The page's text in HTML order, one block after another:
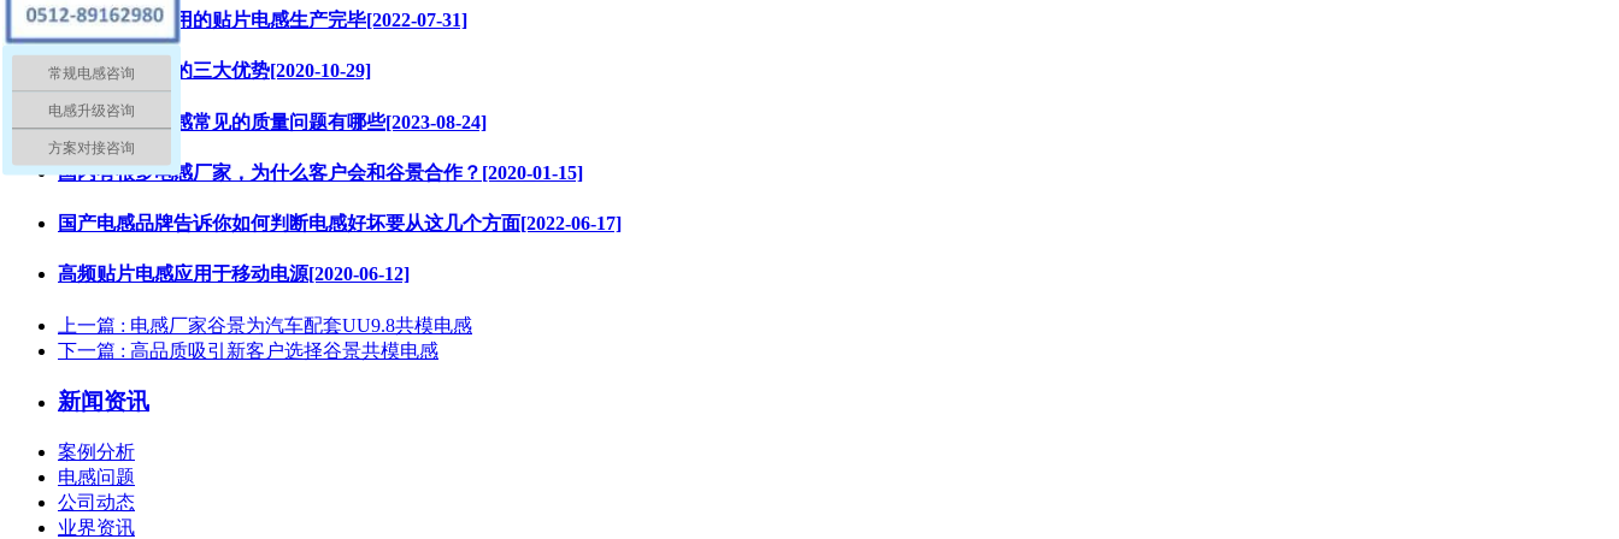
复旦大学科研用的贴片电感生产完毕[2022-07-31]
谷景电感生产的三大优势[2020-10-29]
大功率一体电感常见的质量问题有哪些[2023-08-24]
国内有很多电感厂家，为什么客户会和谷景合作？[2020-01-15]
国产电感品牌告诉你如何判断电感好坏要从这几个方面[2022-06-17]
高频贴片电感应用于移动电源[2020-06-12]
上一篇 : 电感厂家谷景为汽车配套UU9.8共模电感
下一篇 : 高品质吸引新客户选择谷景共模电感
新闻资讯
案例分析
电感问题
公司动态
业界资讯
常规电感咨询
电感升级咨询
方案对接咨询